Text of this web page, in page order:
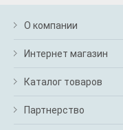
О компании
Интернет магазин
Каталог товаров
Партнерство